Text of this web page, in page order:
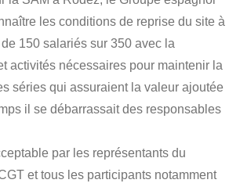
les conditions de reprise du site à
150 salariés sur 350 avec la
activités nécessaires pour maintenir la
séries qui assuraient la valeur ajoutée
il se débarrassait des responsables
par les représentants du
et tous les participants notamment